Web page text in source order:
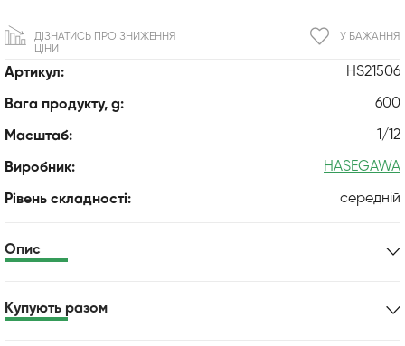
Артикул: HS21506
Вага продукту, g: 600
Масштаб: 1/12
Виробник: HASEGAWA
Рівень складності: середній
У БАЖАННЯ
ДІЗНАТИСЬ ПРО ЗНИЖЕННЯ
ЦІНИ
Опис
Купують разом